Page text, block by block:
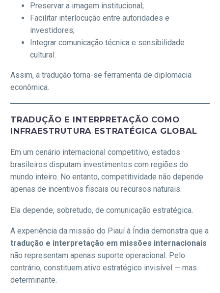
Preservar a imagem institucional;
Facilitar interlocução entre autoridades e
investidores;
Integrar comunicação técnica e sensibilidade
cultural.
Assim, a tradução torna-se ferramenta de diplomacia
econômica.
TRADUÇÃO E INTERPRETAÇÃO COMO
INFRAESTRUTURA ESTRATÉGICA GLOBAL
Em um cenário internacional competitivo, estados
brasileiros disputam investimentos com regiões do
mundo inteiro. No entanto, competitividade não depende
apenas de incentivos fiscais ou recursos naturais.
Ela depende, sobretudo, de comunicação estratégica.
A experiência da missão do Piauí à Índia demonstra que a
tradução e interpretação em missões internacionais
não representam apenas suporte operacional. Pelo
contrário, constituem ativo estratégico invisível — mas
determinante.